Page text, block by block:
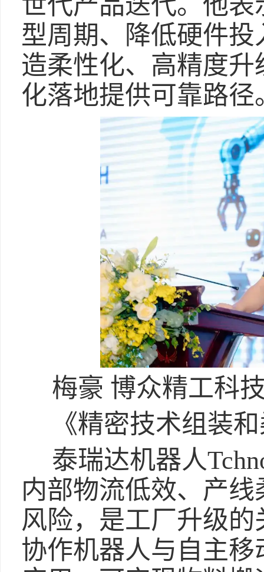
型周期、降低硬件
造柔性化、高精度
化落地提供可靠路径
梅豪 博众精工科
《精密技术组装
泰瑞达机器人
内部物流低效、产
风险，是工厂升级
协作机器人与自主